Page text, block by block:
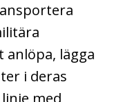
lägga
i deras